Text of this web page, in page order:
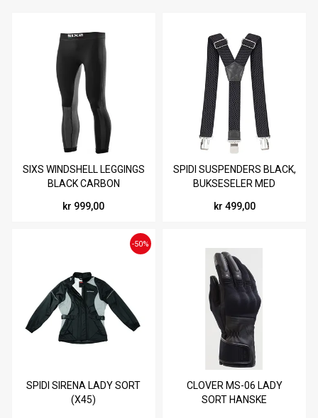
SIXS WINDSHELL LEGGINGS
BLACK CARBON
kr 999,00
SPIDI SUSPENDERS BLACK,
BUKSESELER MED
kr 499,00
SPIDI SIRENA LADY SORT
(X45)
-50%
CLOVER MS-06 LADY
SORT HANSKE